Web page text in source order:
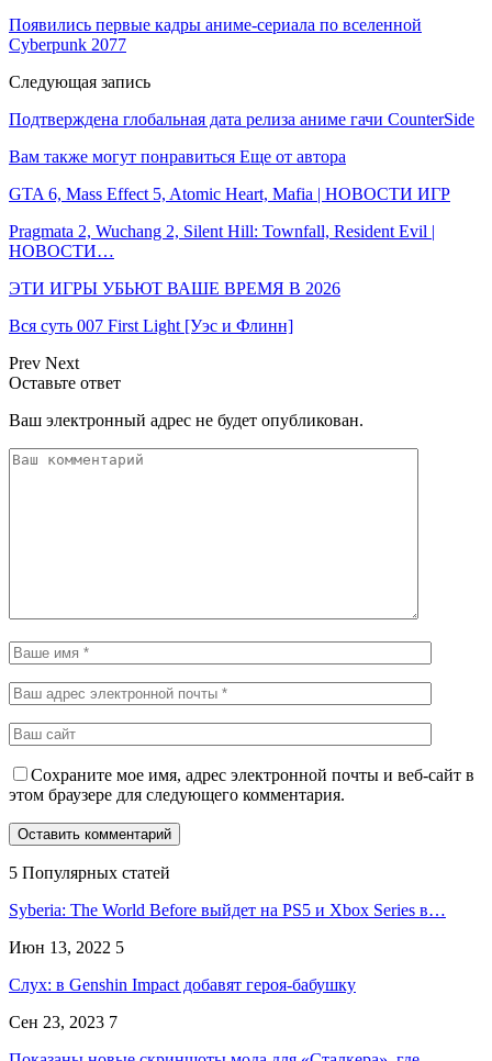
Появились первые кадры аниме-сериала по вселенной
Cyberpunk 2077
Следующая запись
Подтверждена глобальная дата релиза аниме гачи CounterSide
Вам также могут понравиться Еще от автора
GTA 6, Mass Effect 5, Atomic Heart, Mafia | НОВОСТИ ИГР
Pragmata 2, Wuchang 2, Silent Hill: Townfall, Resident Evil |
НОВОСТИ…
ЭТИ ИГРЫ УБЬЮТ ВАШЕ ВРЕМЯ В 2026
Вся суть 007 First Light [Уэс и Флинн]
Prev Next
Оставьте ответ
Ваш электронный адрес не будет опубликован.
Сохраните мое имя, адрес электронной почты и веб-сайт в
этом браузере для следующего комментария.
5 Популярных статей
Syberia: The World Before выйдет на PS5 и Xbox Series в…
Июн 13, 2022 5
Слух: в Genshin Impact добавят героя-бабушку
Сен 23, 2023 7